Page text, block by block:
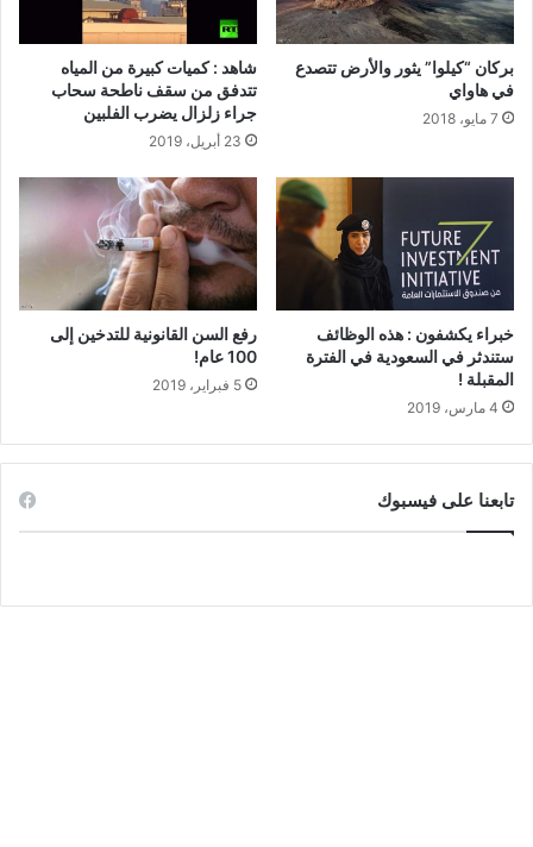
بركان “كيلوا” يثور والأرض تتصدع
في هاواي
7 مايو، 2018
شاهد : كميات كبيرة من المياه
تتدفق من سقف ناطحة سحاب
جراء زلزال يضرب الفلبين
23 أبريل، 2019
خبراء يكشفون : هذه الوظائف
ستندثر في السعودية في الفترة
المقبلة !
4 مارس، 2019
رفع السن القانونية للتدخين إلى
100 عام!
5 فبراير، 2019
تابعنا على فيسبوك